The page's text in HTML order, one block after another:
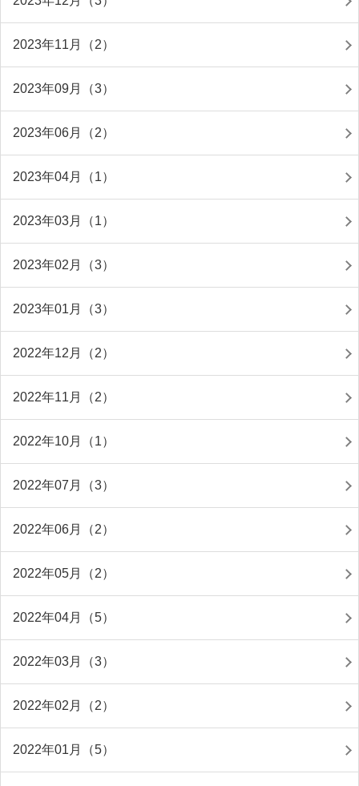
2023年11月（2）
2023年09月（3）
2023年06月（2）
2023年04月（1）
2023年03月（1）
2023年02月（3）
2023年01月（3）
2022年12月（2）
2022年11月（2）
2022年10月（1）
2022年07月（3）
2022年06月（2）
2022年05月（2）
2022年04月（5）
2022年03月（3）
2022年02月（2）
2022年01月（5）